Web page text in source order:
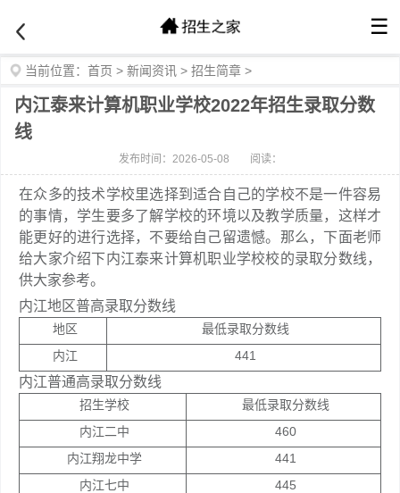
☰
当前位置： 首页 > 新闻资讯 > 招生简章 >
内江泰来计算机职业学校2022年招生录取分数
线
发布时间：2026-05-08 阅读：
在众多的技术学校里选择到适合自己的学校不是一件容易
的事情，学生要多了解学校的环境以及教学质量，这样才
能更好的进行选择，不要给自己留遗憾。那么，下面老师
给大家介绍下内江泰来计算机职业学校校的录取分数线，
供大家参考。
内江地区普高录取分数线
地区
最低录取分数线
内江
441
内江普通高录取分数线
招生学校
最低录取分数线
内江二中
460
内江翔龙中学
441
内江七中
445